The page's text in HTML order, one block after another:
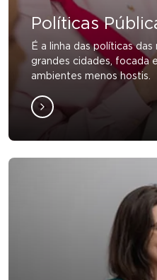
Políticas
É a linha das políticas
grandes cidades, focada
ambientes menos hostis.